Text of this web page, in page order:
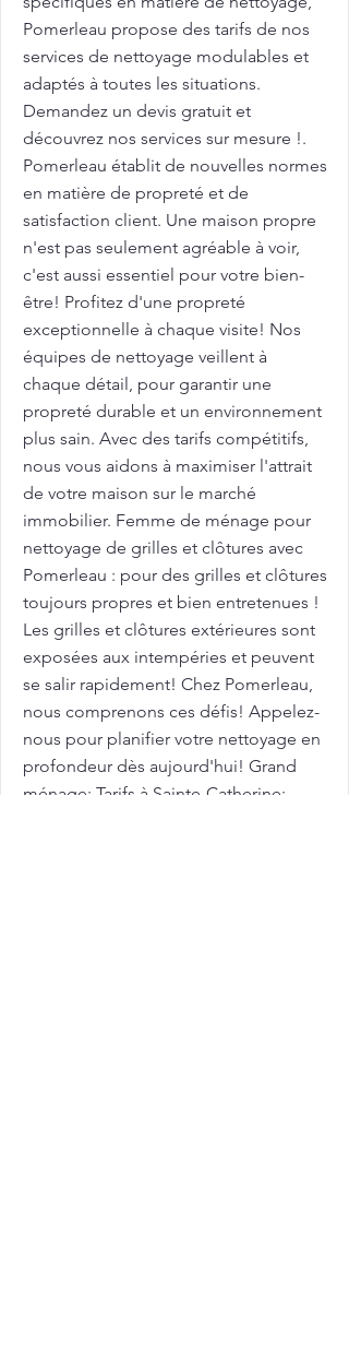
Pomerleau propose des tarifs de nos
services de nettoyage modulables et
adaptés à toutes les situations.
Demandez un devis gratuit et
découvrez nos services sur mesure !.
Pomerleau établit de nouvelles normes
en matière de propreté et de
satisfaction client. Une maison propre
n'est pas seulement agréable à voir,
c'est aussi essentiel pour votre bien-
être! Profitez d'une propreté
exceptionnelle à chaque visite! Nos
équipes de nettoyage veillent à
chaque détail, pour garantir une
propreté durable et un environnement
plus sain. Avec des tarifs compétitifs,
nous vous aidons à maximiser l'attrait
de votre maison sur le marché
immobilier. Femme de ménage pour
nettoyage de grilles et clôtures avec
Pomerleau : pour des grilles et clôtures
toujours propres et bien entretenues !
Les grilles et clôtures extérieures sont
exposées aux intempéries et peuvent
se salir rapidement! Chez Pomerleau,
nous comprenons ces défis! Appelez-
nous pour planifier votre nettoyage en
profondeur dès aujourd'hui! Grand
ménage: Tarifs à Sainte-Catherine: